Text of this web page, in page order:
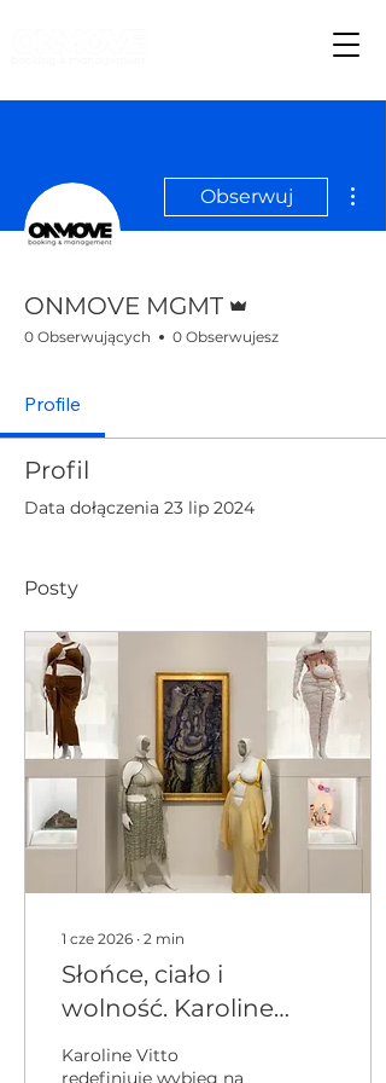
Obserwuj
ONMOVE MGMT
0 Obserwujących 0 Obserwujesz
Profile
Profil
Data dołączenia 23 lip 2024
Posty
1 cze 2026 ∙ 2 min
Słońce, ciało i
wolność. Karoline
Vitto redefiniuje
wybieg na Rio
Karoline Vitto
redefiniuje wybieg na